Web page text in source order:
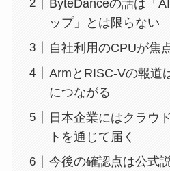
ByteDanceの話は「
ップ」とは限らない
自社利用のCPUが焦
ArmとRISC-Vの報道
につながる
日本企業にはクラウ
トを通じて届く
今後の確認点は公式